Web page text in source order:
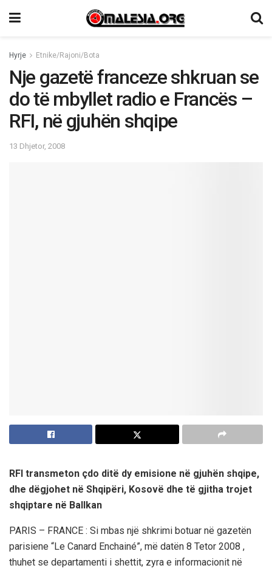
Hyrje Etnike/Rajoni/Bota
Nje gazetë franceze shkruan se
do të mbyllet radio e Francës –
RFI, në gjuhën shqipe
13 Dhjetor, 2008
RFI transmeton çdo ditë dy emisione në gjuhën shqipe,
dhe dëgjohet në Shqipëri, Kosovë dhe të gjitha trojet
shqiptare në Ballkan
PARIS – FRANCE : Si mbas një shkrimi botuar në gazetën
parisiene “Le Canard Enchainé”, më datën 8 Tetor 2008 ,
thuhet se departamenti i shettit, zyra e informacionit në